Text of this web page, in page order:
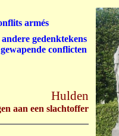
Hulden
aan een slachtoffer
armés
gedenktekens
conflicten